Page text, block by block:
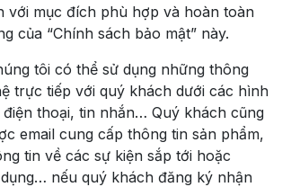
với mục đích phù hợp và hoàn toàn
của “Chính sách bảo mật” này.
tôi có thể sử dụng những thông
trực tiếp với quý khách dưới các hình
thoại, tin nhắn… Quý khách cũng
email cung cấp thông tin sản phẩm,
tin về các sự kiện sắp tới hoặc
nếu quý khách đăng ký nhận